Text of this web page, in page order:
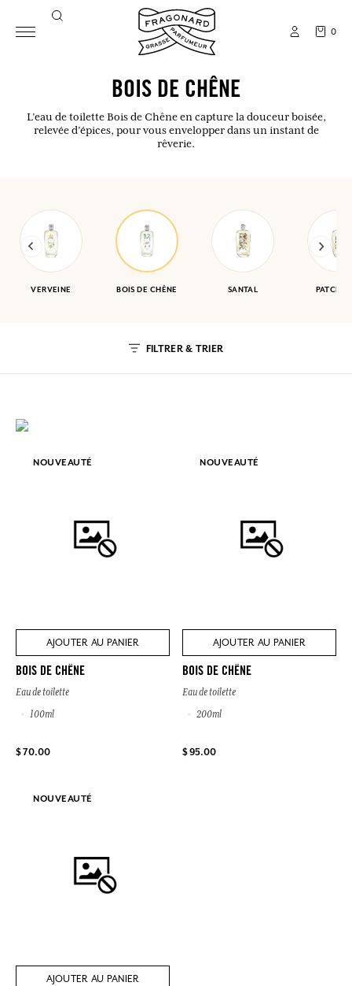
0
BOIS DE CHÊNE
L’eau de toilette Bois de Chêne en capture la douceur boisée,
relevée d’épices, pour vous envelopper dans un instant de
rêverie.
VERVEINE BOIS DE CHÊNE SANTAL
FILTRER & TRIER
NOUVEAUTÉ
AJOUTER AU PANIER
BOIS DE CHÊNE
Eau de toilette
100ml
$ 70.00
NOUVEAUTÉ
AJOUTER AU PANIER
BOIS DE CHÊNE
Eau de toilette
200ml
$ 95.00
NOUVEAUTÉ
AJOUTER AU PANIER